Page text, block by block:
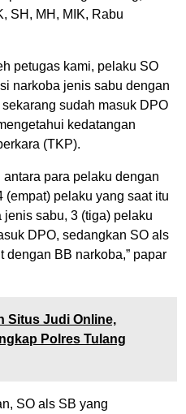
SH, MH, MIK, Rabu
petugas kami, pelaku SO
narkoba jenis sabu dengan
sudah masuk DPO
kedatangan
(TKP).
para pelaku dengan
(empat) pelaku yang saat itu
sabu, 3 (tiga) pelaku
DPO, sedangkan SO als
BB narkoba,” papar
Situs Judi Online,
Polres Tulang
SO als SB yang